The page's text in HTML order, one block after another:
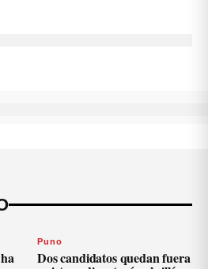
Puno
Dos candidatos quedan fuera